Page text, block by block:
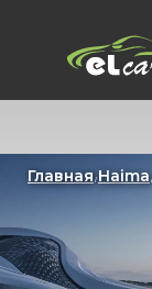
Главная/ Haima